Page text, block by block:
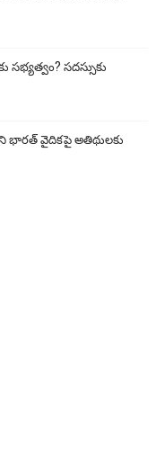
సభ్యత్వం? సదస్సుకు
భారత్ వైదికపై అతిథులకు